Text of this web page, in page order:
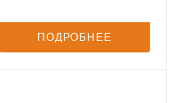
ПОДРОБНЕЕ